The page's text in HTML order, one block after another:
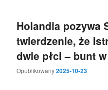
Holandia pozywa
twierdzenie, że
dwie płci – bunt
Opublikowany2025-10-23